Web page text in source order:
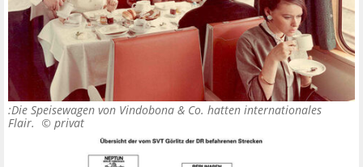
:Die Speisewagen von Vindobona & Co. hatten internationales
Flair. © privat